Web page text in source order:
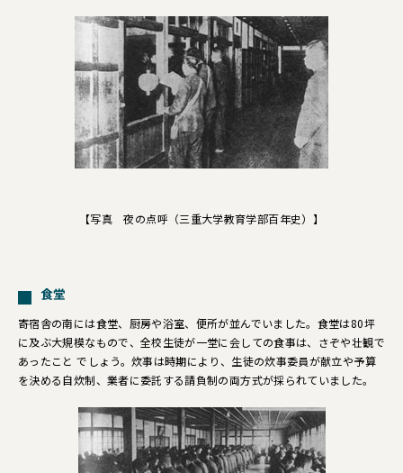
【写真 夜の点呼（三重大学教育学部百年史）】
食堂
寄宿舎の南には食堂、厨房や浴室、便所が並んでいました。食堂は80坪
に及ぶ大規模なもので、全校生徒が一堂に会しての食事は、さぞや壮観で
あったこと でしょう。炊事は時期により、生徒の炊事委員が献立や予算
を決める自炊制、業者に委託する請負制の両方式が採られていました。